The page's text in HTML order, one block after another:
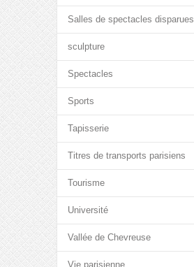
Salles de spectacles disparues
sculpture
Spectacles
Sports
Tapisserie
Titres de transports parisiens
Tourisme
Université
Vallée de Chevreuse
Vie parisienne